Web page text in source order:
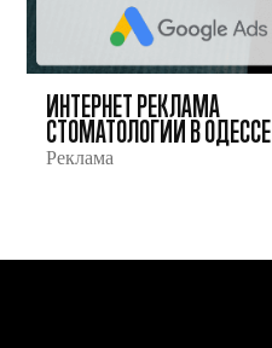
ИНТЕРНЕТ РЕКЛАМА
СТОМАТОЛОГИИ В ОДЕССЕ
Реклама